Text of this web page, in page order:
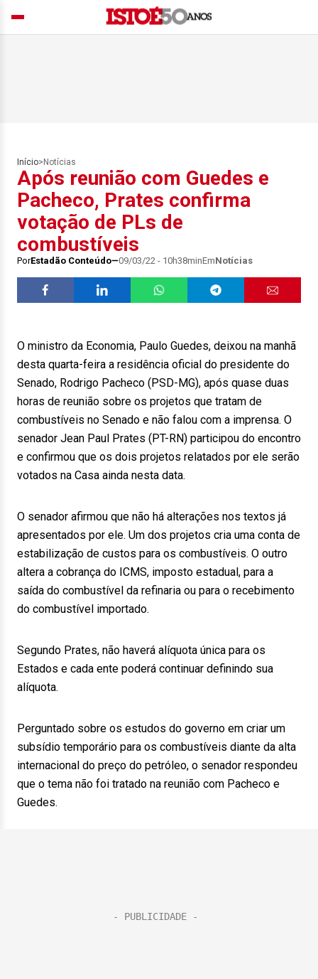
Início> Notícias
Após reunião com Guedes e
Pacheco, Prates confirma
votação de PLs de
combustíveis
PorEstadão Conteúdo 09/03/22 - 10h38minEmNotícias
O ministro da Economia, Paulo Guedes, deixou na manhã
desta quarta-feira a residência oficial do presidente do
Senado, Rodrigo Pacheco (PSD-MG), após quase duas
horas de reunião sobre os projetos que tratam de
combustíveis no Senado e não falou com a imprensa. O
senador Jean Paul Prates (PT-RN) participou do encontro
e confirmou que os dois projetos relatados por ele serão
votados na Casa ainda nesta data.
O senador afirmou que não há alterações nos textos já
apresentados por ele. Um dos projetos cria uma conta de
estabilização de custos para os combustíveis. O outro
altera a cobrança do ICMS, imposto estadual, para a
saída do combustível da refinaria ou para o recebimento
do combustível importado.
Segundo Prates, não haverá alíquota única para os
Estados e cada ente poderá continuar definindo sua
alíquota.
Perguntado sobre os estudos do governo em criar um
subsídio temporário para os combustíveis diante da alta
internacional do preço do petróleo, o senador respondeu
que o tema não foi tratado na reunião com Pacheco e
Guedes.